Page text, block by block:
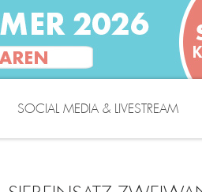
SOCIAL MEDIA & LIVESTREAM